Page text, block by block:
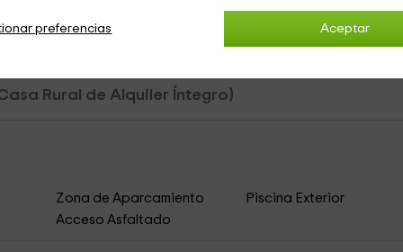
Aceptar
preferencias
Rural de Alquiler Íntegro)
Zona de Aparcamiento
Piscina Exterior
Acceso Asfaltado